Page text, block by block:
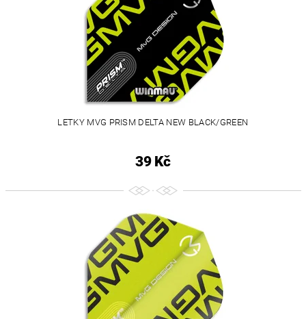
LETKY MVG PRISM DELTA NEW BLACK/GREEN
39 Kč